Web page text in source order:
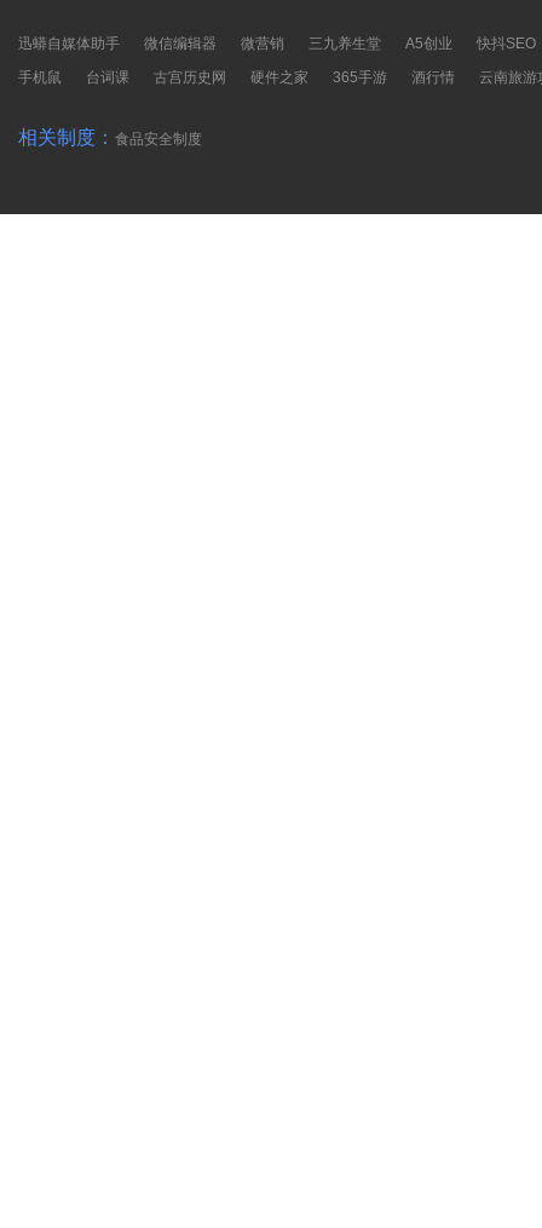
迅蟒自媒体助手 微信编辑器 微营销 三九养生堂 A5创业
快抖SEO
手机鼠
台词课 古宫历史网 硬件之家 365手游 酒行情 云南旅游
相关制度： 食品安全制度